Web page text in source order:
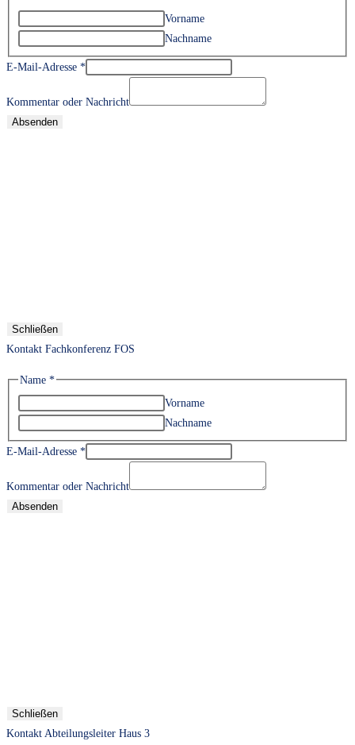
Vorname
Nachname
E-Mail-Adresse *
Kommentar oder Nachricht
Absenden
Schließen
Kontakt Fachkonferenz FOS
Name *
Vorname
Nachname
E-Mail-Adresse *
Kommentar oder Nachricht
Absenden
Schließen
Kontakt Abteilungsleiter Haus 3